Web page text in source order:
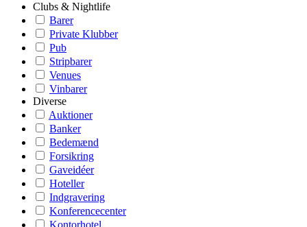
Clubs & Nightlife
Barer
Private Klubber
Pub
Stripbarer
Venues
Vinbarer
Diverse
Auktioner
Banker
Bedemænd
Forsikring
Gaveidéer
Hoteller
Indgravering
Konferencecenter
Kontorhotel